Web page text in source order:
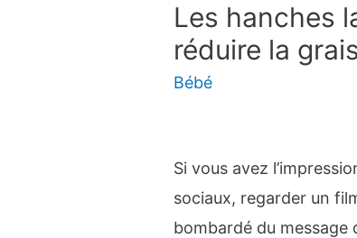
Les hanches
réduire la
Bébé
Si vous avez
sociaux, regarder un
bombardé du message